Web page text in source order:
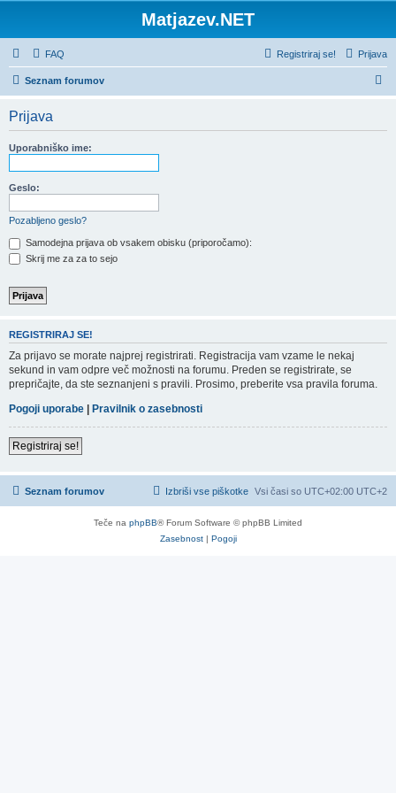
Matjazev.NET
FAQ Prijava
Registriraj se!
Seznam forumov
Prijava
Uporabniško ime:
Geslo:
Pozabljeno geslo?
Samodejna prijava ob vsakem obisku (priporočamo):
Skrij me za za to sejo
REGISTRIRAJ SE!
Za prijavo se morate najprej registrirati. Registracija vam vzame le nekaj
sekund in vam odpre več možnosti na forumu. Preden se registrirate, se
prepričajte, da ste seznanjeni s pravili. Prosimo, preberite vsa pravila foruma.
Pogoji uporabe | Pravilnik o zasebnosti
Registriraj se!
Seznam forumov Vsi časi so UTC+02:00 UTC+2
Izbriši vse piškotke
Teče na phpBB® Forum Software © phpBB Limited
Zasebnost| Pogoji